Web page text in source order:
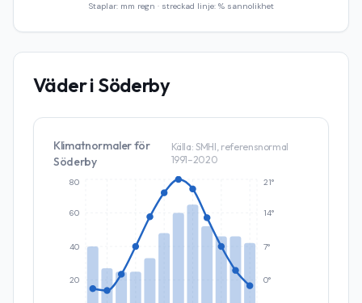
Staplar: mm regn · streckad linje: % sannolikhet
Väder i Söderby
Klimatnormaler för
Söderby
Källa: SMHI, referensnormal
1991–2020
20
40
60
80
0°
7°
14°
21°